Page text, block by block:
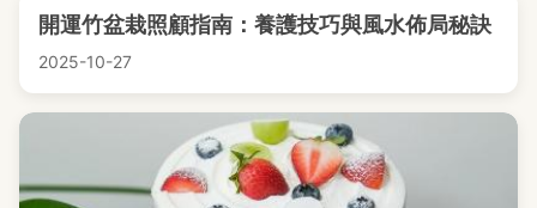
開運竹盆栽照顧指南：養護技巧與風水佈局秘訣
2025-10-27